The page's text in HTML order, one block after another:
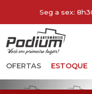
Seg a sex:
OFERTAS ESTOQUE